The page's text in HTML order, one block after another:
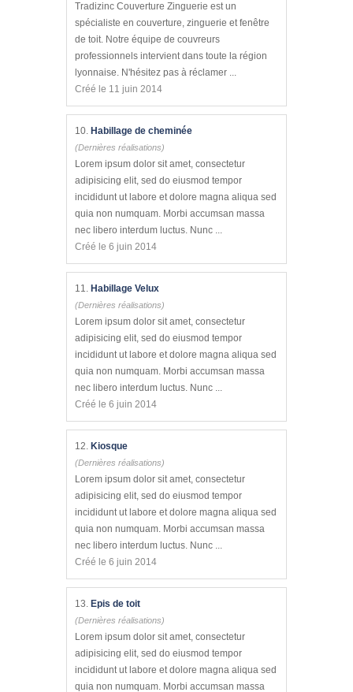
Tradizinc Couverture Zinguerie est un
spécialiste en couverture, zinguerie et fenêtre
de toit. Notre équipe de couvreurs
professionnels intervient dans toute la région
lyonnaise. N'hésitez pas à réclamer ...
Créé le 11 juin 2014
10. Habillage de cheminée
(Dernières réalisations)
Lorem ipsum dolor sit amet, consectetur
adipisicing elit, sed do eiusmod tempor
incididunt ut labore et dolore magna aliqua sed
quia non numquam. Morbi accumsan massa
nec libero interdum luctus. Nunc ...
Créé le 6 juin 2014
11. Habillage Velux
(Dernières réalisations)
Lorem ipsum dolor sit amet, consectetur
adipisicing elit, sed do eiusmod tempor
incididunt ut labore et dolore magna aliqua sed
quia non numquam. Morbi accumsan massa
nec libero interdum luctus. Nunc ...
Créé le 6 juin 2014
12. Kiosque
(Dernières réalisations)
Lorem ipsum dolor sit amet, consectetur
adipisicing elit, sed do eiusmod tempor
incididunt ut labore et dolore magna aliqua sed
quia non numquam. Morbi accumsan massa
nec libero interdum luctus. Nunc ...
Créé le 6 juin 2014
13. Epis de toit
(Dernières réalisations)
Lorem ipsum dolor sit amet, consectetur
adipisicing elit, sed do eiusmod tempor
incididunt ut labore et dolore magna aliqua sed
quia non numquam. Morbi accumsan massa